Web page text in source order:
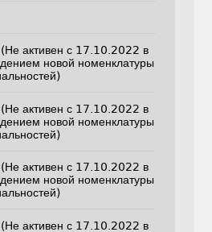
активен с 17.10.2022 в
новой номенклатуры
активен с 17.10.2022 в
новой номенклатуры
активен с 17.10.2022 в
новой номенклатуры
активен с 17.10.2022 в